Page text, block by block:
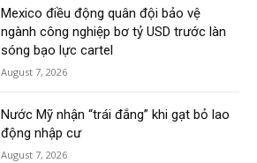
Mexico điều động quân đội bảo vệ
ngành công nghiệp bơ tỷ USD trước làn
sóng bạo lực cartel
August 7, 2026
Nước Mỹ nhận “trái đắng” khi gạt bỏ lao
động nhập cư
August 7, 2026